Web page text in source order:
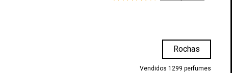
Rochas
Vendidos 1299 perfumes